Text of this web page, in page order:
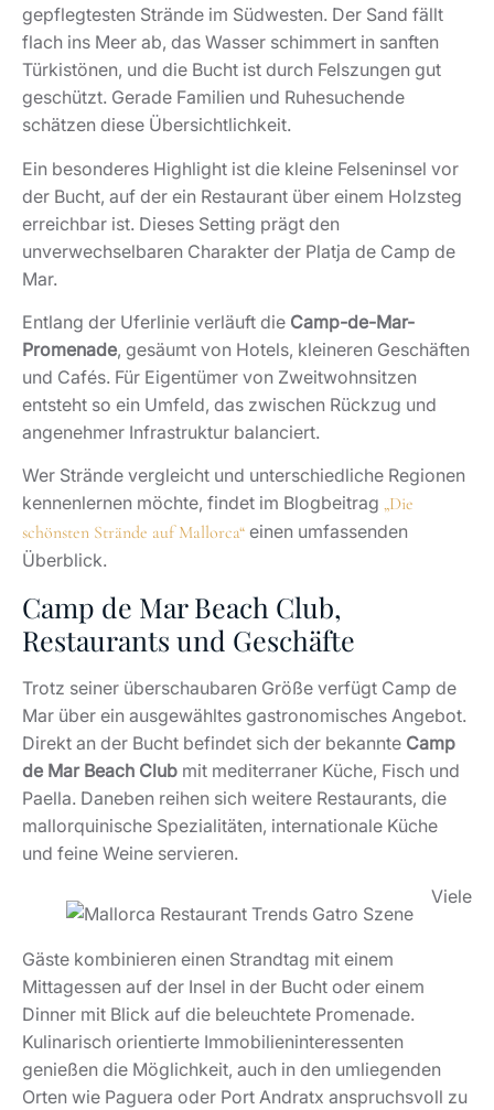
gepflegtesten Strände im Südwesten. Der Sand fällt
flach ins Meer ab, das Wasser schimmert in sanften
Türkistönen, und die Bucht ist durch Felszungen gut
geschützt. Gerade Familien und Ruhesuchende
schätzen diese Übersichtlichkeit.
Ein besonderes Highlight ist die kleine Felseninsel vor
der Bucht, auf der ein Restaurant über einem Holzsteg
erreichbar ist. Dieses Setting prägt den
unverwechselbaren Charakter der Platja de Camp de
Mar.
Entlang der Uferlinie verläuft die Camp-de-Mar-
Promenade, gesäumt von Hotels, kleineren Geschäften
und Cafés. Für Eigentümer von Zweitwohnsitzen
entsteht so ein Umfeld, das zwischen Rückzug und
angenehmer Infrastruktur balanciert.
Wer Strände vergleicht und unterschiedliche Regionen
kennenlernen möchte, findet im Blogbeitrag „Die
schönsten Strände auf Mallorca“ einen umfassenden
Überblick.
Camp de Mar Beach Club,
Restaurants und Geschäfte
Trotz seiner überschaubaren Größe verfügt Camp de
Mar über ein ausgewähltes gastronomisches Angebot.
Direkt an der Bucht befindet sich der bekannte Camp
de Mar Beach Club mit mediterraner Küche, Fisch und
Paella. Daneben reihen sich weitere Restaurants, die
mallorquinische Spezialitäten, internationale Küche
und feine Weine servieren.
Viele
Gäste kombinieren einen Strandtag mit einem
Mittagessen auf der Insel in der Bucht oder einem
Dinner mit Blick auf die beleuchtete Promenade.
Kulinarisch orientierte Immobilieninteressenten
genießen die Möglichkeit, auch in den umliegenden
Orten wie Paguera oder Port Andratx anspruchsvoll zu